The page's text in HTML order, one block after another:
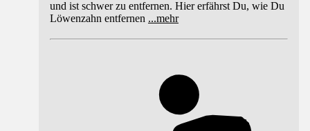
und ist schwer zu entfernen. Hier erfährst Du, wie Du
Löwenzahn entfernen ...mehr